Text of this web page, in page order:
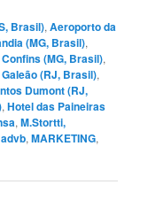
Brasil),Aeroporto da
(MG, Brasil),
(MG, Brasil),
(RJ, Brasil),
Dumont (RJ,
,Hotel das Paineiras
,M.Stortti,
advb,MARKETING,